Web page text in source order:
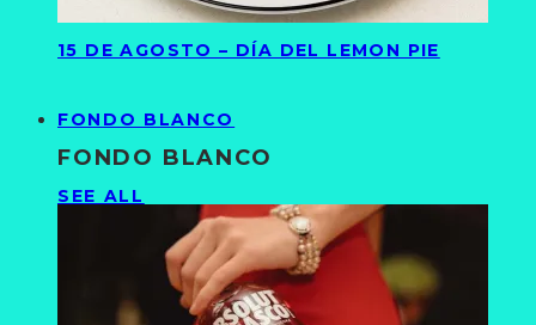
15 DE AGOSTO – DÍA DEL LEMON PIE
FONDO BLANCO
FONDO BLANCO
SEE ALL